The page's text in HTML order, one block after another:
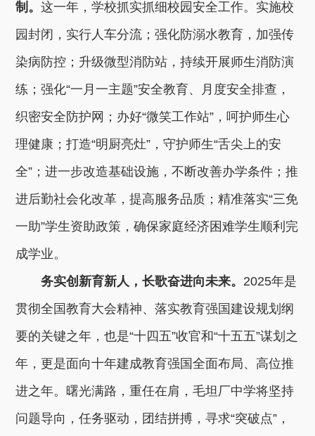
制。这一年，学校抓实抓细校园安全工作。实施校
园封闭，实行人车分流；强化防溺水教育，加强传
染病防控；升级微型消防站，持续开展师生消防演
练；强化“一月一主题”安全教育、月度安全排查，
织密安全防护网；办好“微笑工作站”，呵护师生心
理健康；打造“明厨亮灶”，守护师生“舌尖上的安
全”；进一步改造基础设施，不断改善办学条件；推
进后勤社会化改革，提高服务品质；精准落实“三免
一助”学生资助政策，确保家庭经济困难学生顺利完
成学业。
务实创新育新人，长歌奋进向未来。 2025年是
贯彻全国教育大会精神、落实教育强国建设规划纲
要的关键之年，也是“十四五”收官和“十五五”谋划之
年，更是面向十年建成教育强国全面布局、高位推
进之年。曙光满路，重任在肩，毛坦厂中学将坚持
问题导向，任务驱动，团结拼搏，寻求“突破点”，